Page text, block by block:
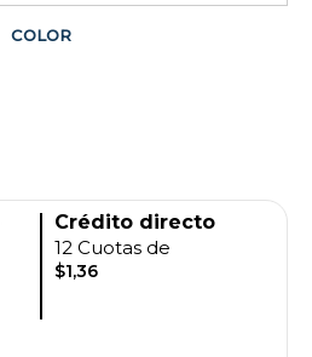
COLOR
Crédito directo
12 Cuotas de
$1,36